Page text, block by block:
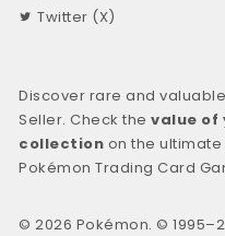
Twitter (X)
Discover rare and valuable
Seller. Check thevalue of
collection on the
Pokémon Trading Card
© 2026 Pokémon. ©